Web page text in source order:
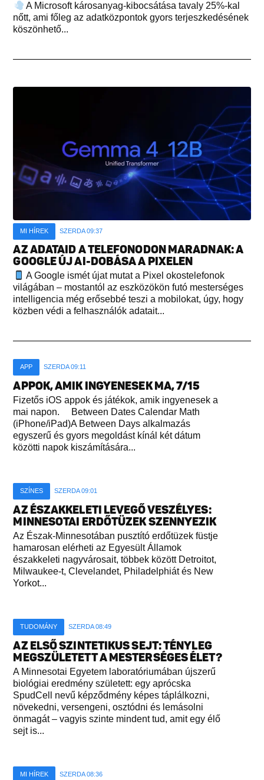
A Microsoft károsanyag-kibocsátása tavaly 25%-kal
nőtt, ami főleg az adatközpontok gyors terjeszkedésének
köszönhető...
MI HÍREK SZERDA 09:37
AZ ADATAID A TELEFONODON MARADNAK: A
GOOGLE ÚJ AI-DOBÁSA A PIXELEN
A Google ismét újat mutat a Pixel okostelefonok
világában – mostantól az eszközökön futó mesterséges
intelligencia még erősebbé teszi a mobilokat, úgy, hogy
közben védi a felhasználók adatait...
APP SZERDA 09:11
APPOK, AMIK INGYENESEK MA, 7/15
Fizetős iOS appok és játékok, amik ingyenesek a
mai napon. Between Dates Calendar Math
(iPhone/iPad)A Between Days alkalmazás
egyszerű és gyors megoldást kínál két dátum
közötti napok kiszámítására...
SZÍNES SZERDA 09:01
AZ ÉSZAKKELETI LEVEGŐ VESZÉLYES:
MINNESOTAI ERDŐTÜZEK SZENNYEZIK
Az Észak-Minnesotában pusztító erdőtüzek füstje
hamarosan elérheti az Egyesült Államok
északkeleti nagyvárosait, többek között Detroitot,
Milwaukee-t, Clevelandet, Philadelphiát és New
Yorkot...
TUDOMÁNY SZERDA 08:49
AZ ELSŐ SZINTETIKUS SEJT: TÉNYLEG
MEGSZÜLETETT A MESTERSÉGES ÉLET?
A Minnesotai Egyetem laboratóriumában újszerű
biológiai eredmény született: egy aprócska
SpudCell nevű képződmény képes táplálkozni,
növekedni, versengeni, osztódni és lemásolni
önmagát – vagyis szinte mindent tud, amit egy élő
sejt is...
MI HÍREK SZERDA 08:36